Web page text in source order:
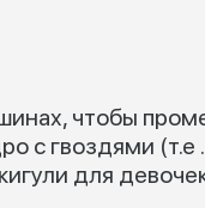
чтобы
с гвоздями
для